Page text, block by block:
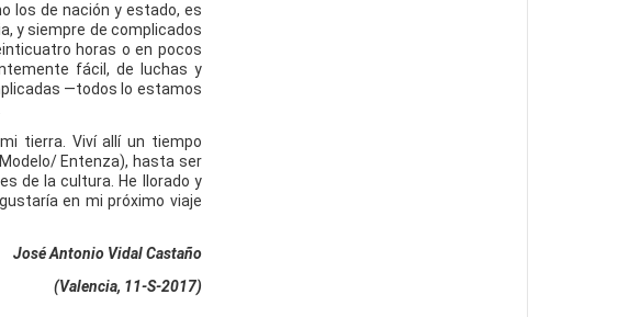
los de nación y estado, es
y siempre de complicados
horas o en pocos
fácil, de luchas y
—todos lo estamos
tierra. Viví allí un tiempo
Entenza), hasta ser
de la cultura. He llorado y
en mi próximo viaje
José Antonio Vidal Castaño
(Valencia, 11-S-2017)